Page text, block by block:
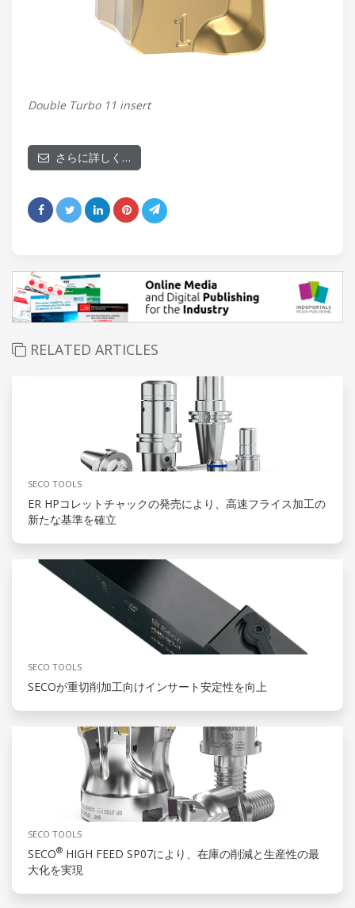
Double Turbo 11 insert
さらに詳しく…
RELATED ARTICLES
SECO TOOLS
ER HPコレットチャックの発売により、高速フライス加工の
新たな基準を確立
SECO TOOLS
SECOが重切削加工向けインサート安定性を向上
SECO TOOLS
SECO® HIGH FEED SP07により、在庫の削減と生産性の最
大化を実現